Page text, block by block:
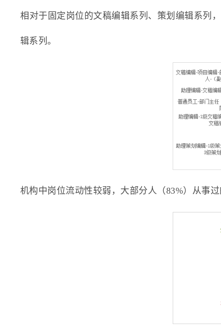
相对于固定岗位的文稿编辑系列、策划编辑系列
辑系列。
机构中岗位流动性较弱，大部分人（83%）从事